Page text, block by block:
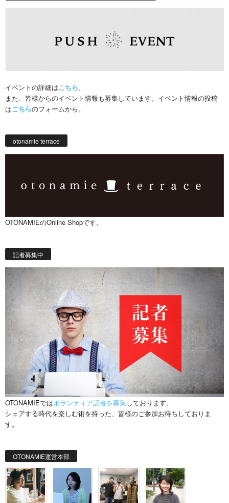
イベントの詳細はこちら。
また、皆様からのイベント情報も募集しています。イベント情報の投稿
はこちらのフォームから。
otonamie terrace
OTONAMIEのOnline Shopです。
記者募集中
OTONAMIEではボランティア記者を募集しております。
シェアする時代を楽しむ術を持った、皆様のご参加お待ちしておりま
す。
OTONAMIE運営本部